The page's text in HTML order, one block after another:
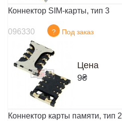
Коннектор SIM-карты, тип 3
096330 ? Под заказ
Цена
9₴
Коннектор карты памяти, тип 2